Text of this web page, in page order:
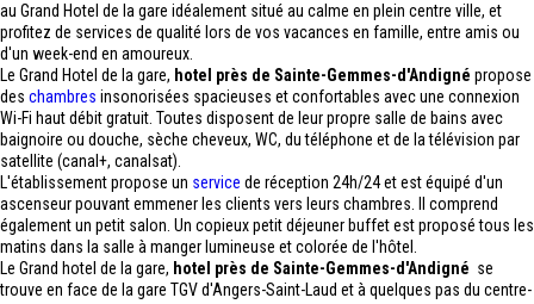
au Grand Hotel de la gare idéalement situé au calme en plein centre ville, et
profitez de services de qualité lors de vos vacances en famille, entre amis ou
d'un week-end en amoureux.
Le Grand Hotel de la gare, hotel près de Sainte-Gemmes-d'Andigné propose
des chambres insonorisées spacieuses et confortables avec une connexion
Wi-Fi haut débit gratuit. Toutes disposent de leur propre salle de bains avec
baignoire ou douche, sèche cheveux, WC, du téléphone et de la télévision par
satellite (canal+, canalsat).
L'établissement propose un service de réception 24h/24 et est équipé d'un
ascenseur pouvant emmener les clients vers leurs chambres. Il comprend
également un petit salon. Un copieux petit déjeuner buffet est proposé tous les
matins dans la salle à manger lumineuse et colorée de l'hôtel.
Le Grand hotel de la gare, hotel près de Sainte-Gemmes-d'Andigné se
trouve en face de la gare TGV d'Angers-Saint-Laud et à quelques pas du centre-